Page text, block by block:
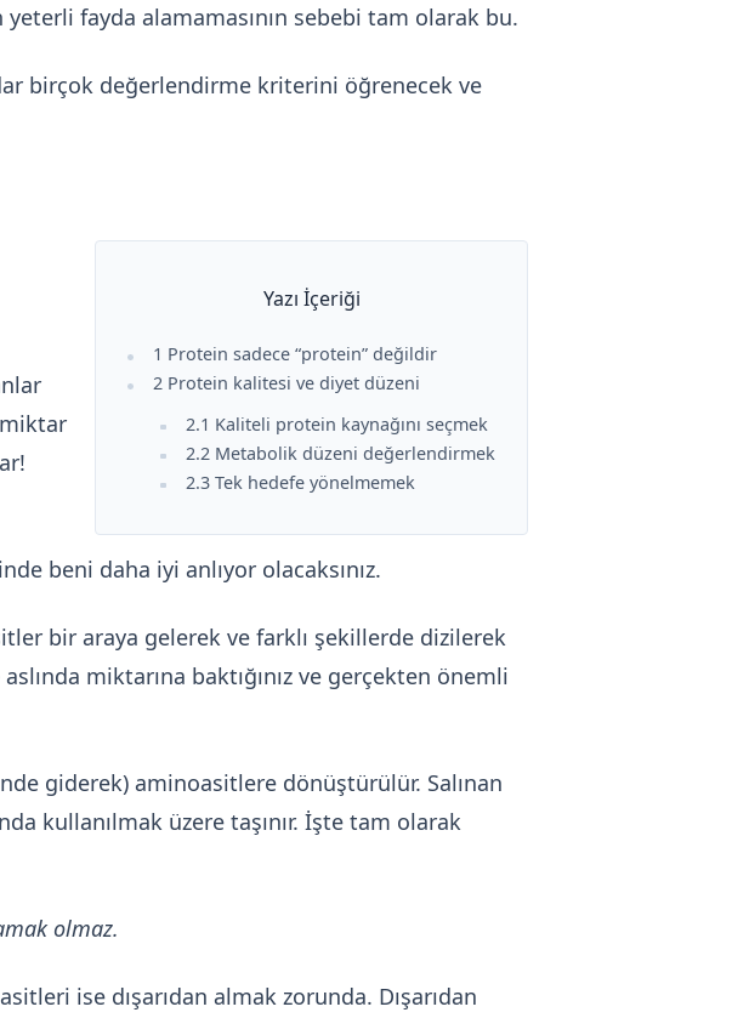
fayda alamamasının sebebi tam olarak bu.
birçok değerlendirme kriterini öğrenecek ve
Yazı İçeriği
1 Protein sadece “protein” değildir
2 Protein kalitesi ve diyet düzeni
2.1 Kaliteli protein kaynağını seçmek
2.2 Metabolik düzeni değerlendirmek
2.3 Tek hedefe yönelmemek
beni daha iyi anlıyor olacaksınız.
bir araya gelerek ve farklı şekillerde dizilerek
miktarına baktığınız ve gerçekten önemli
giderek) aminoasitlere dönüştürülür. Salınan
kullanılmak üzere taşınır. İşte tam olarak
olmaz.
ise dışarıdan almak zorunda. Dışarıdan